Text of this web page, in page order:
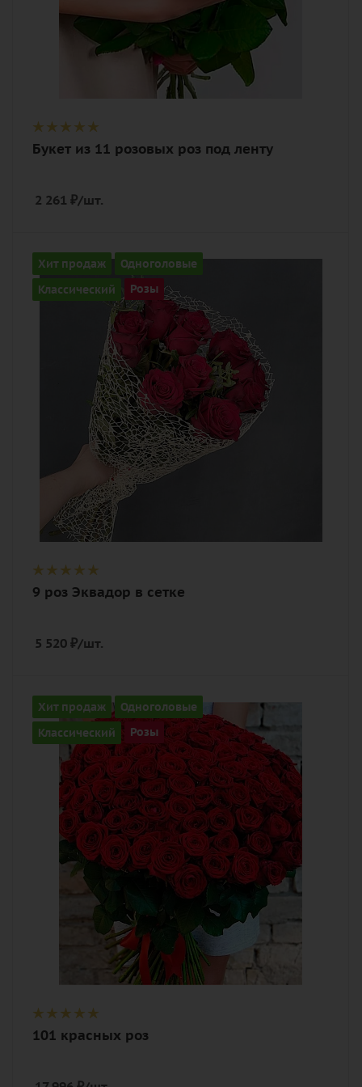
Букет из 11 розовых роз под ленту
2 261 ₽/шт.
Хит продаж
Одноголовые
Классический
Розы
Количество
9
алый, бордовый, красный, чайный
роза, эвкалипт, лента, дизайнерская
упаковка
9 роз Эквадор в сетке
5 520 ₽/шт.
Хит продаж
Одноголовые
Классический
Розы
Количество
101
алый, бордовый, красный, чайный
Описание
роза, лента
101 красных роз